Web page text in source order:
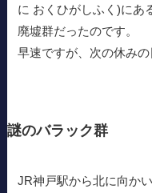
に おくひがしふく)にあ
廃墟群だったのです。
早速ですが、次の休み
謎のバラック群
JR神戸駅から北に向か